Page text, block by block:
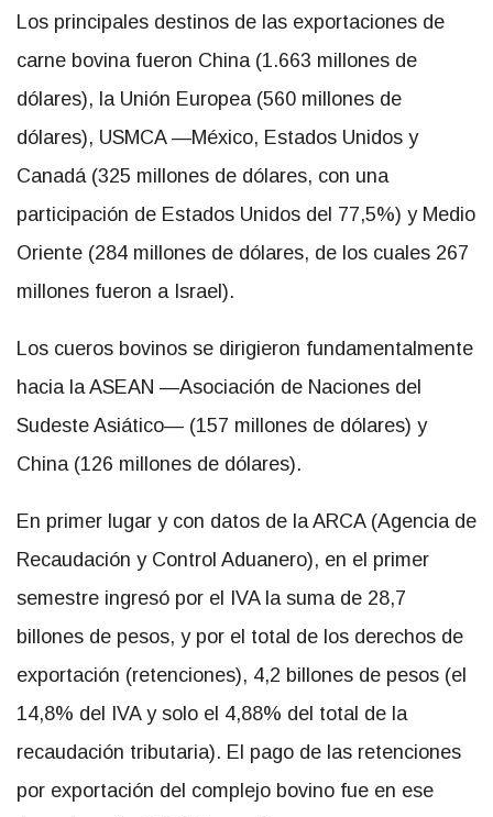
Los principales destinos de las exportaciones de
carne bovina fueron China (1.663 millones de
dólares), la Unión Europea (560 millones de
dólares), USMCA —México, Estados Unidos y
Canadá (325 millones de dólares, con una
participación de Estados Unidos del 77,5%) y Medio
Oriente (284 millones de dólares, de los cuales 267
millones fueron a Israel).
Los cueros bovinos se dirigieron fundamentalmente
hacia la ASEAN —Asociación de Naciones del
Sudeste Asiático— (157 millones de dólares) y
China (126 millones de dólares).
En primer lugar y con datos de la ARCA (Agencia de
Recaudación y Control Aduanero), en el primer
semestre ingresó por el IVA la suma de 28,7
billones de pesos, y por el total de los derechos de
exportación (retenciones), 4,2 billones de pesos (el
14,8% del IVA y solo el 4,88% del total de la
recaudación tributaria). El pago de las retenciones
por exportación del complejo bovino fue en ese